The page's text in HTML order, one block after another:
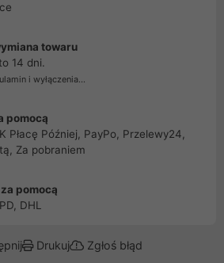
towaru
14 dni.
i wyłączenia...
pomocą
Płacę Później, PayPo, Przelewy24,
Za pobraniem
pomocą
DHL
Drukuj Zgłoś błąd